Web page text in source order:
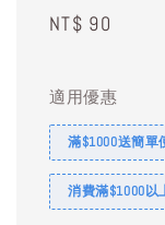
Regular
NT$ 90
適用優惠
滿$1000送簡單
消費滿$1000以